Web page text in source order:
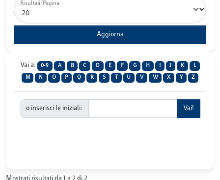
Risultati/Pagina
Vai a: 0-9 A B C D E F G H J K L
M N O P Q R S U V W X Y Z
o inserisci le iniziali: